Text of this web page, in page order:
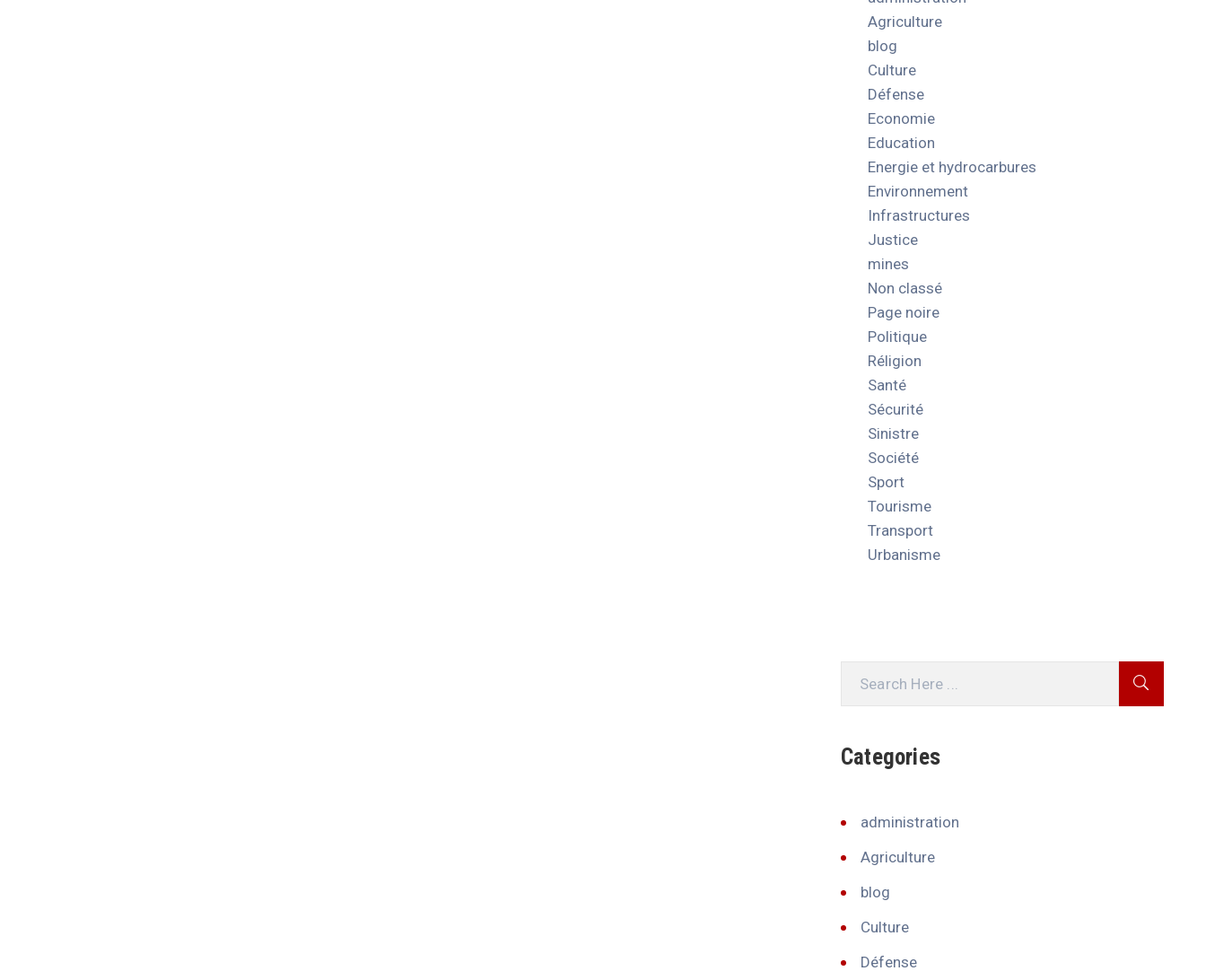
Agriculture
blog
Culture
Défense
Economie
Education
Energie et hydrocarbures
Environnement
Infrastructures
Justice
mines
Non classé
Page noire
Politique
Réligion
Santé
Sécurité
Sinistre
Société
Sport
Tourisme
Transport
Urbanisme
Categories
administration
Agriculture
blog
Culture
Défense